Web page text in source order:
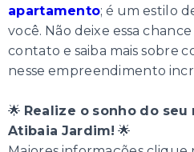
apartamento; é um estilo
você. Não deixe essa
contato e saiba mais sobre
nesse empreendimento
🌟 Realize o sonho do
Atibaia Jardim! 🌟